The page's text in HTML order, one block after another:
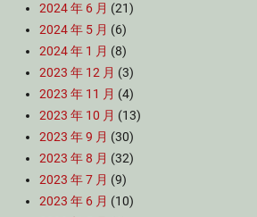
2024 年 6 月 (21)
2024 年 5 月 (6)
2024 年 1 月 (8)
2023 年 12 月 (3)
2023 年 11 月 (4)
2023 年 10 月 (13)
2023 年 9 月 (30)
2023 年 8 月 (32)
2023 年 7 月 (9)
2023 年 6 月 (10)